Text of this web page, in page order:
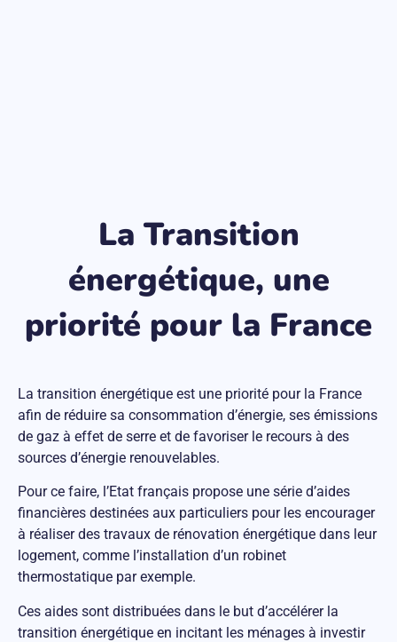
La Transition
énergétique, une
priorité pour la France
La transition énergétique est une priorité pour la France
afin de réduire sa consommation d’énergie, ses émissions
de gaz à effet de serre et de favoriser le recours à des
sources d’énergie renouvelables.
Pour ce faire, l’Etat français propose une série d’aides
financières destinées aux particuliers pour les encourager
à réaliser des travaux de rénovation énergétique dans leur
logement, comme l’installation d’un robinet
thermostatique par exemple.
Ces aides sont distribuées dans le but d’accélérer la
transition énergétique en incitant les ménages à investir